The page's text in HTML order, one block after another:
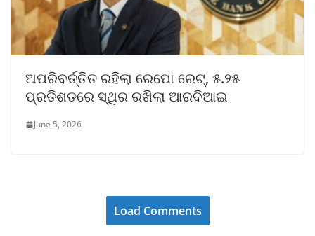
ଅପରିବର୍ତ୍ତିତ ରହିଲା ରେପୋ ରେଟ୍, ୫.୨୫
ପ୍ରତିଶତରେ ସ୍ଥିର ରଖିଲା ଆରବିଆଇ
June 5, 2026
Load Comments